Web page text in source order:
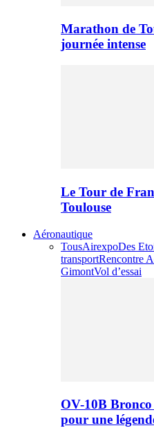
Marathon de
journée intense
Le Tour de
Toulouse
Aéronautique
TousAirexpoDes
transportRencontre
GimontVol d’essai
OV-10B
pour une